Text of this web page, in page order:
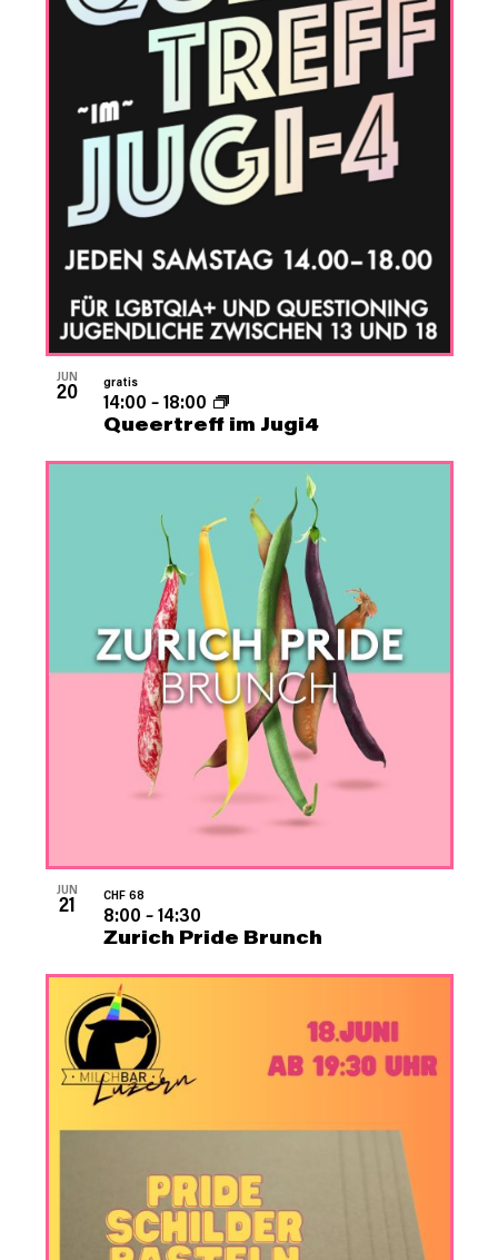
JUN
20
Queertreff im Jugi4
14:00 –18:00
gratis
JUN
21
Zurich Pride Brunch
8:00 –14:30
CHF 68